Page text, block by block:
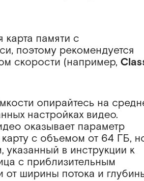
карта памяти с
поэтому рекомендуется
скорости (например,
опирайтесь на
настройках видео.
оказывает параметр
с объемом от 64 ГБ,
в инструкции к
с приблизительным
от ширины потока и